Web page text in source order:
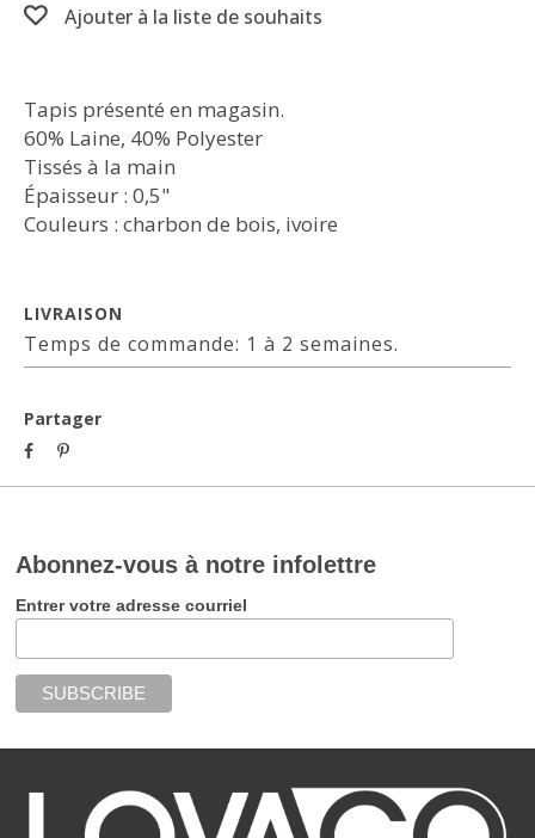
Ajouter à la liste de souhaits
Tapis présenté en magasin.
60% Laine, 40% Polyester
Tissés à la main
Épaisseur : 0,5"
Couleurs : charbon de bois, ivoire
LIVRAISON
Temps de commande: 1 à 2 semaines.
Partager
Abonnez-vous à notre infolettre
Entrer votre adresse courriel